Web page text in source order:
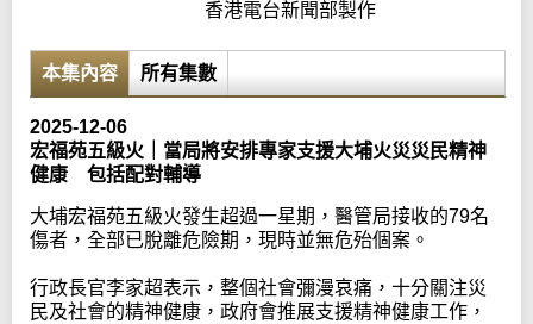
香港電台新聞部製作
本集內容 所有集數
2025-12-06
宏福苑五級火｜當局將安排專家支援大埔火災災民精神
健康 包括配對輔導
大埔宏福苑五級火發生超過一星期，醫管局接收的79名
傷者，全部已脫離危險期，現時並無危殆個案。
行政長官李家超表示，整個社會彌漫哀痛，十分關注災
民及社會的精神健康，政府會推展支援精神健康工作，